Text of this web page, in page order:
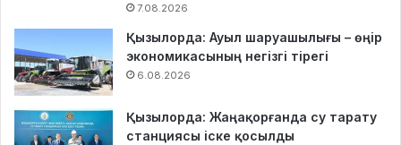
7.08.2026
Қызылорда: Ауыл шаруашылығы – өңір
экономикасының негізгі тірегі
6.08.2026
Қызылорда: Жаңақорғанда су тарату
станциясы іске қосылды